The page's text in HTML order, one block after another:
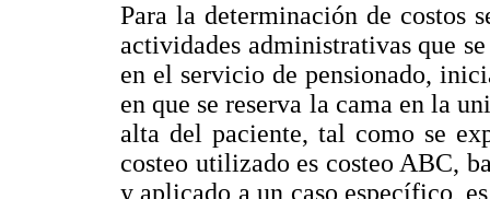
Para la determinación de costos
actividades administrativas que
en el servicio de pensionado,
en que se reserva la cama en la
alta del paciente, tal como se
costeo utilizado es costeo ABC,
y aplicado a un caso específico,